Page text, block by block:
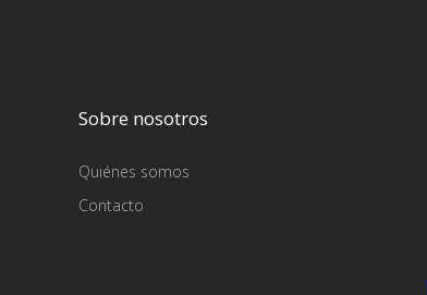
Sobre nosotros
Quiénes somos
Contacto